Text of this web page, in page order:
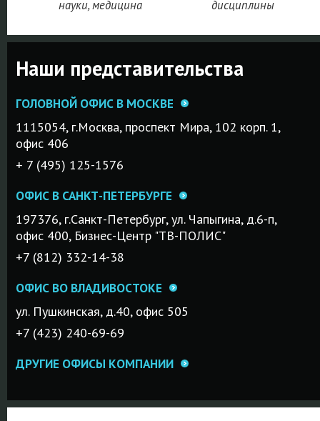
науки, медицина
дисциплины
Наши представительства
ГОЛОВНОЙ ОФИС В МОСКВЕ
1115054, г.Mосква, проспект Мира, 102 корп. 1,
офис 406
+ 7 (495) 125-1576
ОФИС В САНКТ-ПЕТЕРБУРГЕ
197376, г.Санкт-Петербург, ул. Чапыгина, д.6-п,
офис 400, Бизнес-Центр "ТВ-ПОЛИС"
+7 (812) 332-14-38
ОФИС ВО ВЛАДИВОСТОКЕ
ул. Пушкинская, д.40, офис 505
+7 (423) 240-69-69
ДРУГИЕ ОФИСЫ КОМПАНИИ